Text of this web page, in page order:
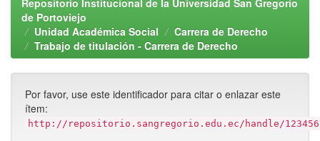
Repositorio Institucional de la Universidad San Gregorio
de Portoviejo
Unidad Académica Social
Carrera de Derecho
Trabajo de titulación - Carrera de Derecho
Por favor, use este identificador para citar o enlazar este
ítem:
http://repositorio.sangregorio.edu.ec/handle/